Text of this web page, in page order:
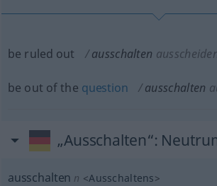
be ruled out ausschalten
be out of the question ausschalten
„Ausschalten“:
ausschalten n <Ausschaltens>